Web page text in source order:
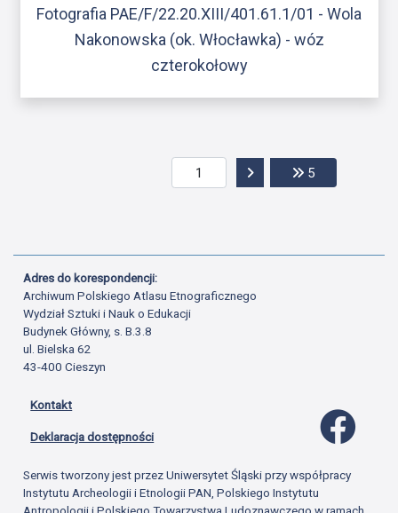
Fotografia PAE/F/22.20.XIII/401.61.1/01 - Wola
Nakonowska (ok. Włocławka) - wóz
czterokołowy
Przejdź do następnej
5Przejdź do
Adres do korespondencji:
Archiwum Polskiego Atlasu Etnograficznego
Wydział Sztuki i Nauk o Edukacji
Budynek Główny, s. B.3.8
ul. Bielska 62
43-400 Cieszyn
Kontakt
Deklaracja dostępności
Serwis tworzony jest przez Uniwersytet Śląski przy współpracy
Instytutu Archeologii i Etnologii PAN, Polskiego Instytutu
Antropologii i Polskiego Towarzystwa Ludoznawczego w ramach